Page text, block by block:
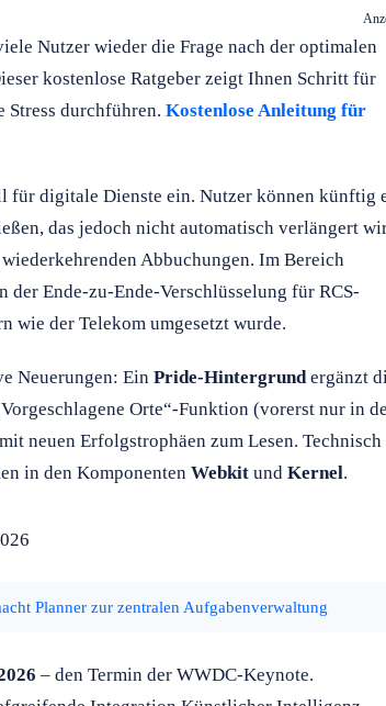
Nutzer wieder die Frage nach der optimalen
kostenlose Ratgeber zeigt Ihnen Schritt für
Stress durchführen. Kostenlose Anleitung für
für digitale Dienste ein. Nutzer können künftig
das jedoch nicht automatisch verlängert
Abbuchungen. Im Bereich
Ende-zu-Ende-Verschlüsselung für RCS-
wie der Telekom umgesetzt wurde.
Neuerungen: Ein Pride-Hintergrund ergänzt
Orte“-Funktion (vorerst nur in
neuen Erfolgstrophäen zum Lesen. Technisch
in den Komponenten Webkit und Kernel.
Planner zur zentralen Aufgabenverwaltung
– den Termin der WWDC-Keynote.